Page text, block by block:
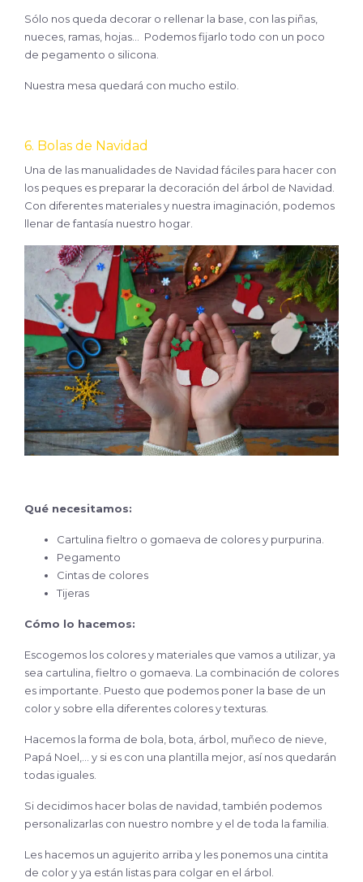
Sólo nos queda decorar o rellenar la base, con las piñas,
nueces, ramas, hojas… Podemos fijarlo todo con un poco
de pegamento o silicona.
Nuestra mesa quedará con mucho estilo.
6. Bolas de Navidad
Una de las manualidades de Navidad fáciles para hacer con
los peques es preparar la decoración del árbol de Navidad.
Con diferentes materiales y nuestra imaginación, podemos
llenar de fantasía nuestro hogar.
Qué necesitamos:
Cartulina fieltro o gomaeva de colores y purpurina.
Pegamento
Cintas de colores
Tijeras
Cómo lo hacemos:
Escogemos los colores y materiales que vamos a utilizar, ya
sea cartulina, fieltro o gomaeva. La combinación de colores
es importante. Puesto que podemos poner la base de un
color y sobre ella diferentes colores y texturas.
Hacemos la forma de bola, bota, árbol, muñeco de nieve,
Papá Noel,… y si es con una plantilla mejor, así nos quedarán
todas iguales.
Si decidimos hacer bolas de navidad, también podemos
personalizarlas con nuestro nombre y el de toda la familia.
Les hacemos un agujerito arriba y les ponemos una cintita
de color y ya están listas para colgar en el árbol.